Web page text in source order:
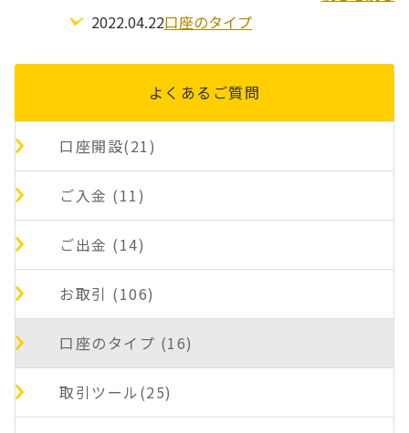
2022.04.22口座のタイプ
よくあるご質問
口座開設(21)
ご入金 (11)
ご出金 (14)
お取引 (106)
口座のタイプ (16)
取引ツール(25)